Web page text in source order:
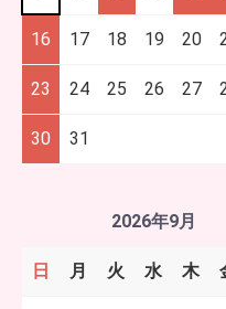
16 17 18 19 20
23 24 25 26 27
30 31
2026年9月
日 月 火 水 木